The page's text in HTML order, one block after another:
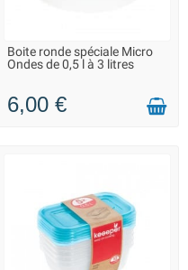
LIVRAISON 2 À 3 JOURS
Boite ronde spéciale Micro
Ondes de 0,5 l à 3 litres
6,00 €